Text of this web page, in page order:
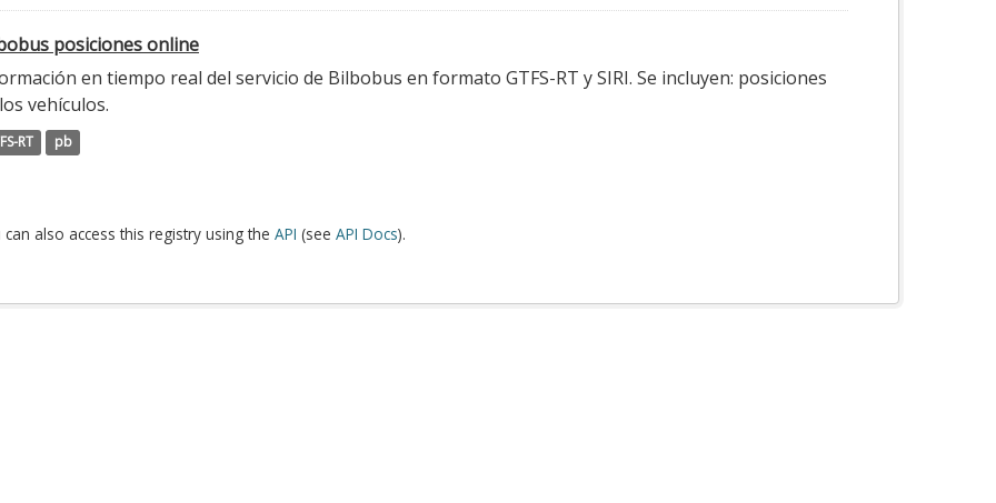
posiciones online
en tiempo real del servicio de Bilbobus en formato GTFS-RT y SIRI. Se incluyen: posiciones
vehículos.
RT pb
can also access this registry using the API (see API Docs).